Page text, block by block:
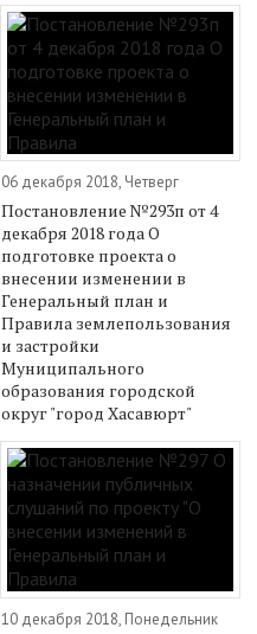
06 декабря 2018, Четверг
Постановление №293п от 4
декабря 2018 года О
подготовке проекта о
внесении изменении в
Генеральный план и
Правила землепользования
и застройки
Муниципального
образования городской
округ "город Хасавюрт"
10 декабря 2018, Понедельник